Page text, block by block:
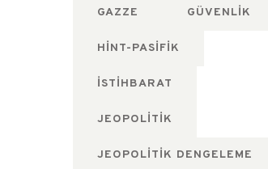
GAZZE GÜVENLIK
HINT-PASIFIK
ISTIHBARAT
JEOPOLITIK
JEOPOLITIK DENGELEME